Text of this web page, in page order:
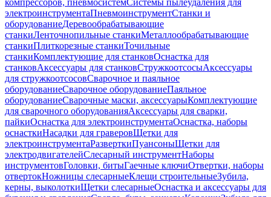
компрессоров, пневмосистемСистемы пылеудаления для
электроинструментаПневмоинструментСтанки и
оборудованиеДеревообрабатывающие
станкиЛенточнопильные станкиМеталлообрабатывающие
станкиПлиткорезные станкиТочильные
станкиКомплектующие для станковОснастка для
станковАксессуары для станковСтружкоотсосыАксессуары
для стружкоотсосовСварочное и паяльное
оборудованиеСварочное оборудованиеПаяльное
оборудованиеСварочные маски, аксессуарыКомплектующие
для сварочного оборудованияАксессуары для сварки,
пайкиОснастка для электроинструментаОснастка, наборы
оснасткиНасадки для граверовЩетки для
электроинструментаРазверткиПуансоныЩетки для
электродвигателейСлесарный инструментНаборы
инструментовГоловки, битыГаечные ключиОтвертки, наборы
отвертокНожницы слесарныеКлещи строительныеЗубила,
керны, выколоткиЩетки слесарныеОснастка и аксессуары для